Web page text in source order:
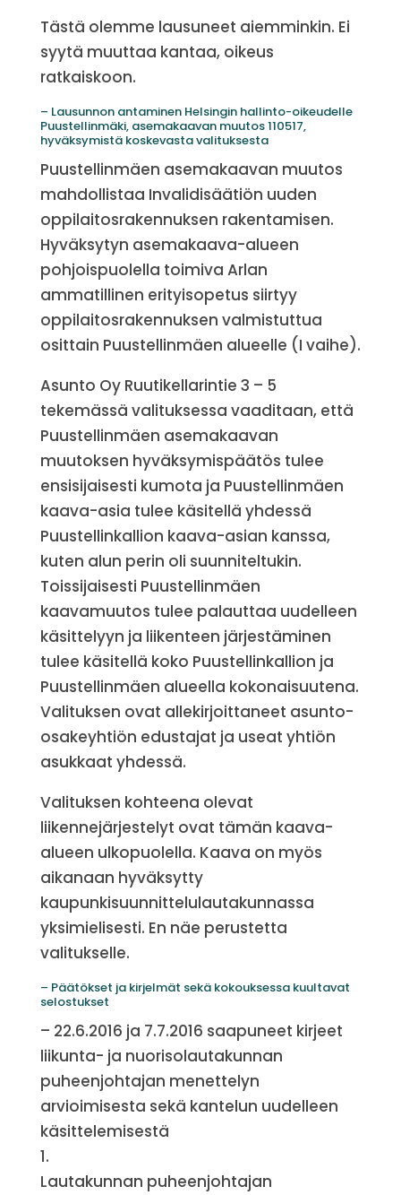
Tästä olemme lausuneet aiemminkin. Ei
syytä muuttaa kantaa, oikeus
ratkaiskoon.
– Lausunnon antaminen Helsingin hallinto-oikeudelle
Puustellinmäki, asemakaavan muutos 110517,
hyväksymistä koskevasta valituksesta
Puustellinmäen asemakaavan muutos
mahdollistaa Invalidisäätiön uuden
oppilaitosrakennuksen rakentamisen.
Hyväksytyn asemakaava-alueen
pohjoispuolella toimiva Arlan
ammatillinen erityisopetus siirtyy
oppilaitosrakennuksen valmistuttua
osittain Puustellinmäen alueelle (I vaihe).
Asunto Oy Ruutikellarintie 3 – 5
tekemässä valituksessa vaaditaan, että
Puustellinmäen asemakaavan
muutoksen hyväksymispäätös tulee
ensisijaisesti kumota ja Puustellinmäen
kaava-asia tulee käsitellä yhdessä
Puustellinkallion kaava-asian kanssa,
kuten alun perin oli suunniteltukin.
Toissijaisesti Puustellinmäen
kaavamuutos tulee palauttaa uudelleen
käsittelyyn ja liikenteen järjestäminen
tulee käsitellä koko Puustellinkallion ja
Puustellinmäen alueella kokonaisuutena.
Valituksen ovat allekirjoittaneet asunto-
osakeyhtiön edustajat ja useat yhtiön
asukkaat yhdessä.
Valituksen kohteena olevat
liikennejärjestelyt ovat tämän kaava-
alueen ulkopuolella. Kaava on myös
aikanaan hyväksytty
kaupunkisuunnittelulautakunnassa
yksimielisesti. En näe perustetta
valitukselle.
– Päätökset ja kirjelmät sekä kokouksessa kuultavat
selostukset
– 22.6.2016 ja 7.7.2016 saapuneet kirjeet
liikunta- ja nuorisolautakunnan
puheenjohtajan menettelyn
arvioimisesta sekä kantelun uudelleen
käsittelemisestä
1.
Lautakunnan puheenjohtajan